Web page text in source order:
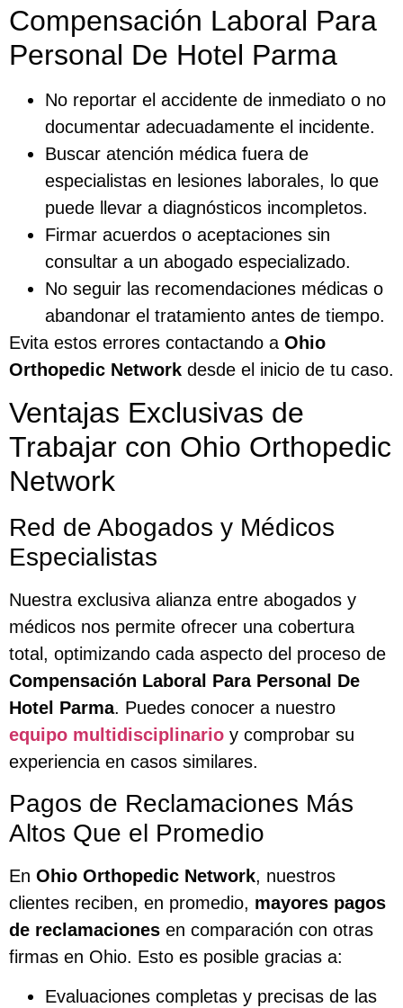
Compensación Laboral Para
Personal De Hotel Parma
No reportar el accidente de inmediato o no
documentar adecuadamente el incidente.
Buscar atención médica fuera de
especialistas en lesiones laborales, lo que
puede llevar a diagnósticos incompletos.
Firmar acuerdos o aceptaciones sin
consultar a un abogado especializado.
No seguir las recomendaciones médicas o
abandonar el tratamiento antes de tiempo.
Evita estos errores contactando a Ohio
Orthopedic Network desde el inicio de tu caso.
Ventajas Exclusivas de
Trabajar con Ohio Orthopedic
Network
Red de Abogados y Médicos
Especialistas
Nuestra exclusiva alianza entre abogados y
médicos nos permite ofrecer una cobertura
total, optimizando cada aspecto del proceso de
Compensación Laboral Para Personal De
Hotel Parma. Puedes conocer a nuestro
equipo multidisciplinario y comprobar su
experiencia en casos similares.
Pagos de Reclamaciones Más
Altos Que el Promedio
En Ohio Orthopedic Network, nuestros
clientes reciben, en promedio, mayores pagos
de reclamaciones en comparación con otras
firmas en Ohio. Esto es posible gracias a:
Evaluaciones completas y precisas de las